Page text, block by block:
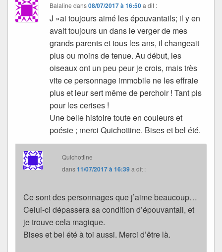
Balaline dans08/07/2017 à 16:50 a dit :
J »ai toujours aimé les épouvantails; il y en
avait toujours un dans le verger de mes
grands parents et tous les ans, il changeait
plus ou moins de tenue. Au début, les
oiseaux ont un peu peur je crois, mais très
vite ce personnage immobile ne les effraie
plus et leur sert même de perchoir ! Tant pis
pour les cerises !
Une belle histoire toute en couleurs et
poésie ; merci Quichottine. Bises et bel été.
Quichottine
dans11/07/2017 à 16:39a dit :
Ce sont des personnages que j’aime beaucoup…
Celui-ci dépassera sa condition d’épouvantail, et
je trouve cela magique.
Bises et bel été à toi aussi. Merci d’être là.